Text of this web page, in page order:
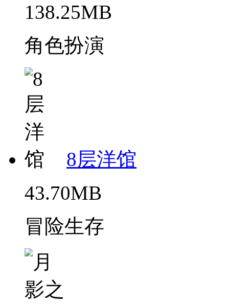
138.25MB
角色扮演
8层洋馆
43.70MB
冒险生存